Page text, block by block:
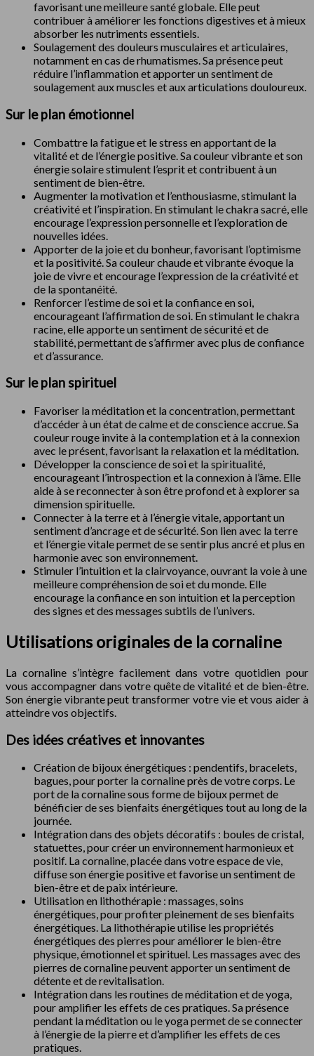
favorisant une meilleure santé globale. Elle peut
contribuer à améliorer les fonctions digestives et à mieux
absorber les nutriments essentiels.
Soulagement des douleurs musculaires et articulaires,
notamment en cas de rhumatismes. Sa présence peut
réduire l’inflammation et apporter un sentiment de
soulagement aux muscles et aux articulations douloureux.
Sur le plan émotionnel
Combattre la fatigue et le stress en apportant de la
vitalité et de l’énergie positive. Sa couleur vibrante et son
énergie solaire stimulent l’esprit et contribuent à un
sentiment de bien-être.
Augmenter la motivation et l’enthousiasme, stimulant la
créativité et l’inspiration. En stimulant le chakra sacré, elle
encourage l’expression personnelle et l’exploration de
nouvelles idées.
Apporter de la joie et du bonheur, favorisant l’optimisme
et la positivité. Sa couleur chaude et vibrante évoque la
joie de vivre et encourage l’expression de la créativité et
de la spontanéité.
Renforcer l’estime de soi et la confiance en soi,
encourageant l’affirmation de soi. En stimulant le chakra
racine, elle apporte un sentiment de sécurité et de
stabilité, permettant de s’affirmer avec plus de confiance
et d’assurance.
Sur le plan spirituel
Favoriser la méditation et la concentration, permettant
d’accéder à un état de calme et de conscience accrue. Sa
couleur rouge invite à la contemplation et à la connexion
avec le présent, favorisant la relaxation et la méditation.
Développer la conscience de soi et la spiritualité,
encourageant l’introspection et la connexion à l’âme. Elle
aide à se reconnecter à son être profond et à explorer sa
dimension spirituelle.
Connecter à la terre et à l’énergie vitale, apportant un
sentiment d’ancrage et de sécurité. Son lien avec la terre
et l’énergie vitale permet de se sentir plus ancré et plus en
harmonie avec son environnement.
Stimuler l’intuition et la clairvoyance, ouvrant la voie à une
meilleure compréhension de soi et du monde. Elle
encourage la confiance en son intuition et la perception
des signes et des messages subtils de l’univers.
Utilisations originales de la cornaline
La cornaline s’intègre facilement dans votre quotidien pour
vous accompagner dans votre quête de vitalité et de bien-être.
Son énergie vibrante peut transformer votre vie et vous aider à
atteindre vos objectifs.
Des idées créatives et innovantes
Création de bijoux énergétiques : pendentifs, bracelets,
bagues, pour porter la cornaline près de votre corps. Le
port de la cornaline sous forme de bijoux permet de
bénéficier de ses bienfaits énergétiques tout au long de la
journée.
Intégration dans des objets décoratifs : boules de cristal,
statuettes, pour créer un environnement harmonieux et
positif. La cornaline, placée dans votre espace de vie,
diffuse son énergie positive et favorise un sentiment de
bien-être et de paix intérieure.
Utilisation en lithothérapie : massages, soins
énergétiques, pour profiter pleinement de ses bienfaits
énergétiques. La lithothérapie utilise les propriétés
énergétiques des pierres pour améliorer le bien-être
physique, émotionnel et spirituel. Les massages avec des
pierres de cornaline peuvent apporter un sentiment de
détente et de revitalisation.
Intégration dans les routines de méditation et de yoga,
pour amplifier les effets de ces pratiques. Sa présence
pendant la méditation ou le yoga permet de se connecter
à l’énergie de la pierre et d’amplifier les effets de ces
pratiques.